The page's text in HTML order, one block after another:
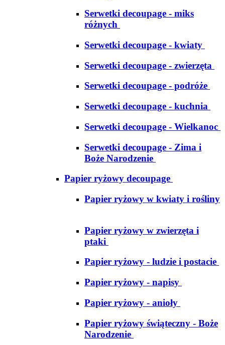
Serwetki decoupage - miks
różnych
Serwetki decoupage - kwiaty
Serwetki decoupage - zwierzęta
Serwetki decoupage - podróże
Serwetki decoupage - kuchnia
Serwetki decoupage - Wielkanoc
Serwetki decoupage - Zima i
Boże Narodzenie
Papier ryżowy decoupage
Papier ryżowy w kwiaty i rośliny
Papier ryżowy w zwierzęta i
ptaki
Papier ryżowy - ludzie i postacie
Papier ryżowy - napisy
Papier ryżowy - anioły
Papier ryżowy świąteczny - Boże
Narodzenie